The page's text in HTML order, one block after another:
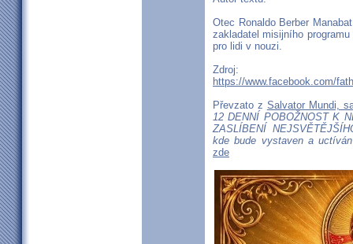
Otec Ronaldo Berber
zakladatel misijního
pro lidi v nouzi.
Zdroj:
https://www.facebook.com/
Převzato z Salvator Mundi,
12 DENNÍ POBOŽNOST K
ZASLÍBENÍ
kde bude vystaven a
zde